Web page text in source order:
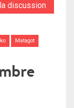
discussion
Matagot